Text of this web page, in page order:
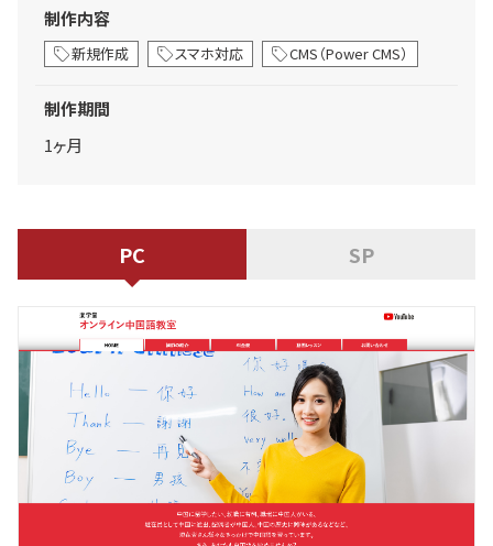
制作内容
新規作成 スマホ対応 CMS（Power CMS）
制作期間
1ヶ月
PC SP